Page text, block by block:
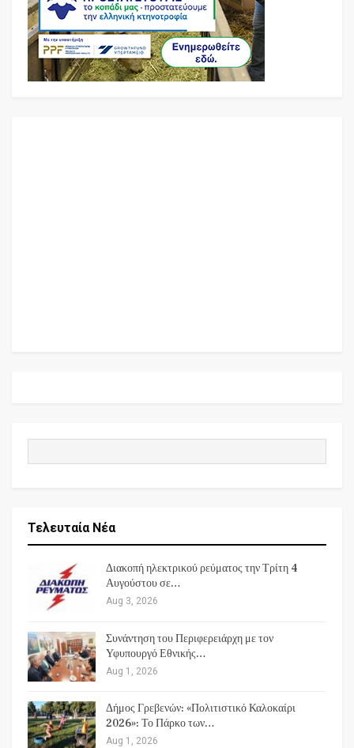
Τελευταία Νέα
Διακοπή ηλεκτρικού ρεύματος την Τρίτη 4
Αυγούστου σε…
Aug 3, 2026
Συνάντηση του Περιφερειάρχη με τον
Υφυπουργό Εθνικής…
Aug 1, 2026
Δήμος Γρεβενών: «Πολιτιστικό Καλοκαίρι
2026»: Το Πάρκο των…
Aug 1, 2026